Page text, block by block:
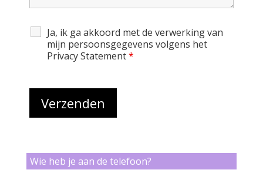
Ja, ik ga akkoord met de verwerking van
mijn persoonsgegevens volgens het
Privacy Statement*
Wie heb je aan de telefoon?